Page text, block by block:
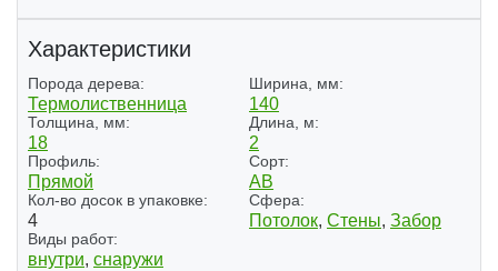
Характеристики
Порода дерева:
Термолиственница
Ширина, мм:
140
Толщина, мм:
18
Длина, м:
2
Профиль:
Прямой
Сорт:
АВ
Кол-во досок в упаковке:
4
Сфера:
Потолок, Стены, Забор
Виды работ:
внутри, снаружи